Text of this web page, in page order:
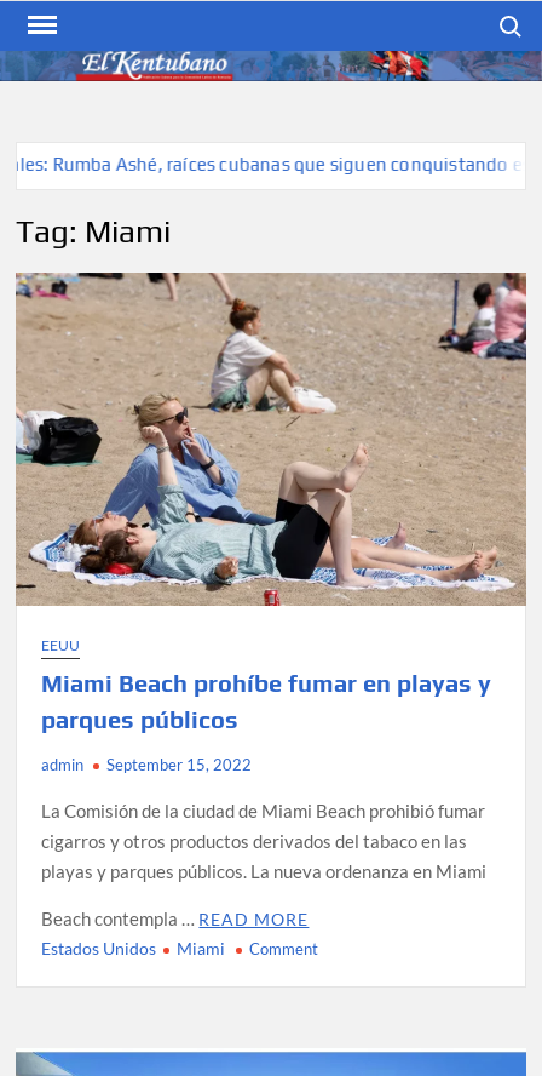
Skip
content
hispana de Kentucky
Rumba Ashé, raíces cubanas que siguen conquistando
Tag: Miami
EEUU
Miami Beach prohíbe fumar en playas y
parques públicos
admin September 15, 2022
La Comisión de la ciudad de Miami Beach prohibió fumar
cigarros y otros productos derivados del tabaco en las
playas y parques públicos. La nueva ordenanza en Miami
Beach contempla … READ MORE
Estados Unidos
Miami Commenton
fumar